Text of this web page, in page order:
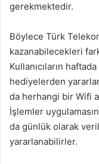
gerekmektedir.
Böylece Türk
kazanabilecekleri
Kullanıcıların
hediyelerden
da herhangi bir Wifi
İşlemler
da günlük olarak
yararlanabilirler.